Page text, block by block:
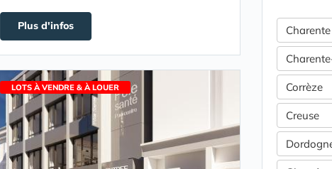
Plus d'infos
LOTS À VENDRE & À LOUER
Charente
Corrèze
Creuse